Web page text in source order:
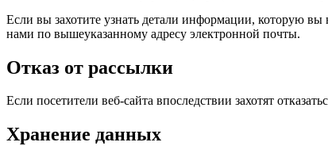
Если вы захотите узнать детали информации, которую вы
нами по вышеуказанному адресу электронной почты.
Отказ от рассылки
Если посетители веб-сайта впоследствии захотят
Хранение данных